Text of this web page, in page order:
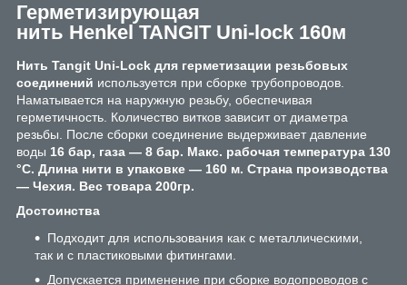
Герметизирующая
нить Henkel TANGIT Uni-lock 160м
Нить Tangit Uni-Lock для герметизации резьбовых
соединений используется при сборке трубопроводов.
Наматывается на наружную резьбу, обеспечивая
герметичность. Количество витков зависит от диаметра
резьбы. После сборки соединение выдерживает давление
воды 16 бар, газа — 8 бар. Макс. рабочая температура 130
°C. Длина нити в упаковке — 160 м. Страна производства
— Чехия. Вес товара 200гр.
Достоинства
Подходит для использования как с металлическими,
так и с пластиковыми фитингами.
Допускается применение при сборке водопроводов с